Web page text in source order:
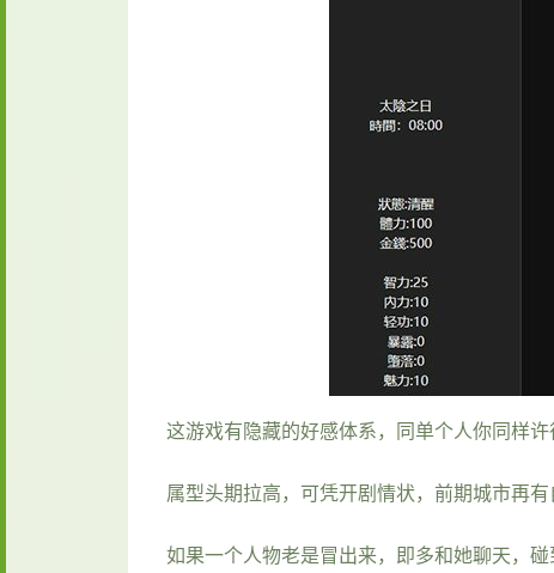
这游戏有隐藏的好感体系，同单个人你同样许
属型头期拉高，可凭开剧情状，前期城市再
如果一个人物老是冒出来，即多和她聊天，碰